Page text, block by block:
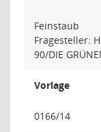
Feinstaub
Fragesteller:
90/DIE
Vorlage
0166/14